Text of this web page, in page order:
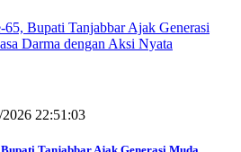
22:51:03